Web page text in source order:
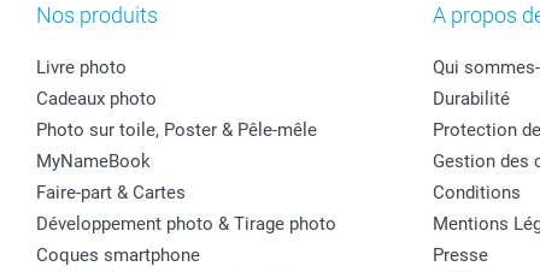
Nos produits
Livre photo
Cadeaux photo
Photo sur toile, Poster & Pêle-mêle
MyNameBook
Faire-part & Cartes
Développement photo & Tirage photo
Coques smartphone
A propos
Qui
Durabilité
Protection
Gestion des
Conditions
Mentions
Presse